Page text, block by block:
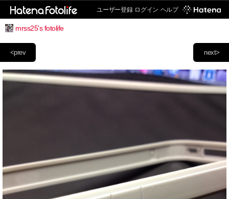
ユーザー登録 ログイン ヘルプ
mrss25's fotolife
next>
<prev